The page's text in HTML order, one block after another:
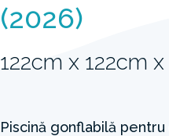
(2026)
122cm x 122cm
Piscină gonflabilă